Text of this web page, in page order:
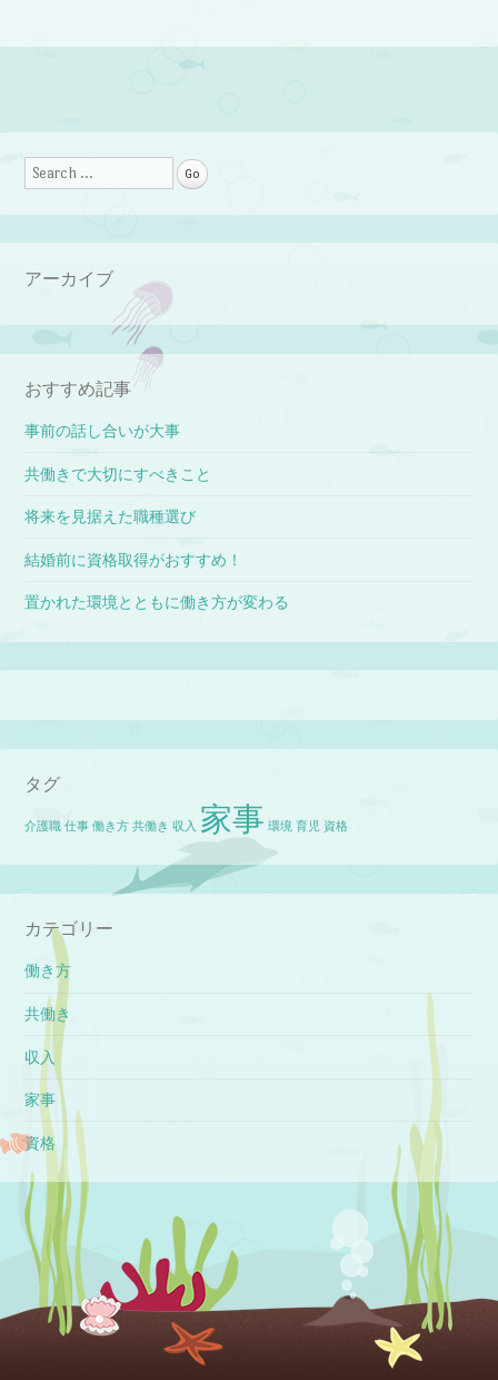
Post navigation
Search
アーカイブ
おすすめ記事
事前の話し合いが大事
共働きで大切にすべきこと
将来を見据えた職種選び
結婚前に資格取得がおすすめ！
置かれた環境とともに働き方が変わる
タグ
介護職 仕事 働き方 共働き 収入 家事 環境 育児 資格
カテゴリー
働き方
共働き
収入
家事
資格